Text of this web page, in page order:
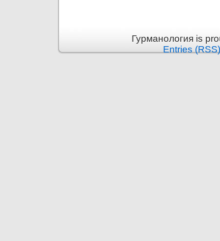
Гурманология is
Entries (RSS)